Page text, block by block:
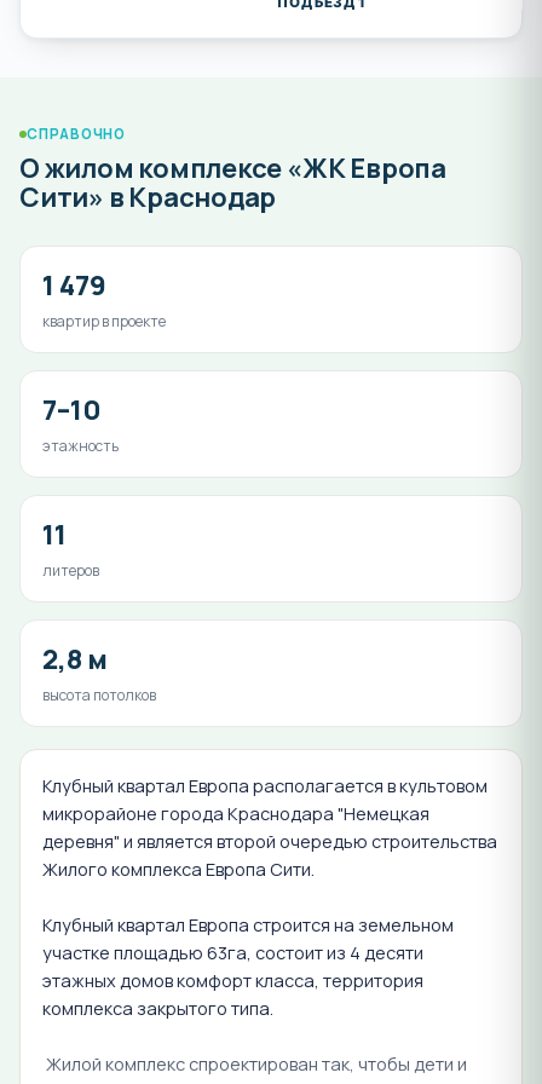
СПРАВОЧНО
О жилом комплексе «ЖК Европа
Сити» в Краснодар
1 479
квартир в проекте
7–10
этажность
11
литеров
2,8 м
высота потолков
Клубный квартал Европа располагается в культовом
микрорайоне города Краснодара "Немецкая
деревня" и является второй очередью строительства
Жилого комплекса Европа Сити.
Клубный квартал Европа строится на земельном
участке площадью 63га, состоит из 4 десяти
этажных домов комфорт класса, территория
комплекса закрытого типа.
Жилой комплекс спроектирован так, чтобы дети и